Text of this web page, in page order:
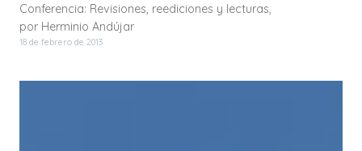
Conferencia: Revisiones, reediciones y lecturas,
por Herminio Andújar
18 de febrero de 2013